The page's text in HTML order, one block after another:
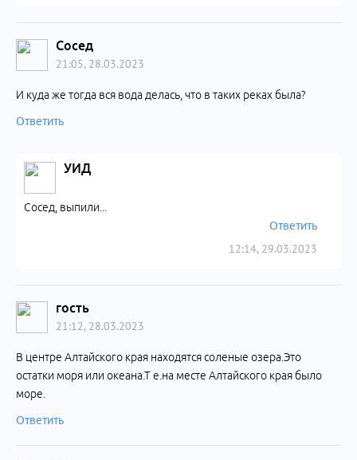
Сосед
21:05, 28.03.2023
И куда же тогда вся вода делась, что в таких реках была?
Ответить
УИД
12:14, 29.03.2023
Сосед, выпили...
Ответить
гость
21:12, 28.03.2023
В центре Алтайского края находятся соленые озера.Это
остатки моря или океана.Т е.на месте Алтайского края было
море.
Ответить